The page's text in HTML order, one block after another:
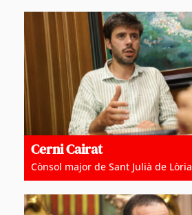
Cerni Cairat
Cònsol major de Sant Julià de Lòria